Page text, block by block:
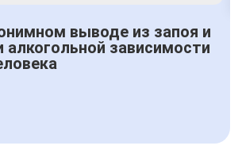
выводе из запоя и
зависимости